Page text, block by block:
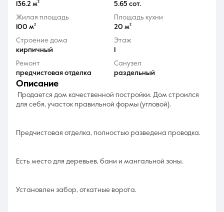
8 (861) 297-00-00
Ежедневно с 08:30 до 20:00
136.2 м²
5.65 сот.
Жилая площадь
100 м²
Площадь кухни
20 м²
Строение дома
кирпичный
Этаж
Ремонт
предчистовая отделка
Санузел
раздельный
описание
Продается дом качественной постройки. Дом строился
для себя, участок правильной формы (угловой).
Предчистовая отделка, полностью разведена проводка.
Есть место для деревьев, бани и мангальной зоны.
Установлен забор, откатные ворота.